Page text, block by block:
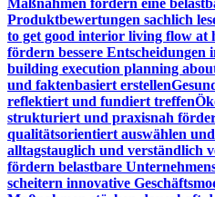
Maßnahmen fördern eine
Produktbewertungen sachlich
to get good interior living flow at
fördern bessere Entscheidungen
building execution planning
und faktenbasiert erstellen
reflektiert und fundiert treffen
strukturiert und praxisnah
qualitätsorientiert auswählen
alltagstauglich und verständlich
fördern belastbare
scheitern innovative